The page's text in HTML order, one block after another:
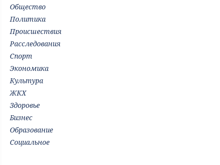
Общество
Политика
Происшествия
Расследования
Спорт
Экономика
Культура
ЖКХ
Здоровье
Бизнес
Образование
Социальное